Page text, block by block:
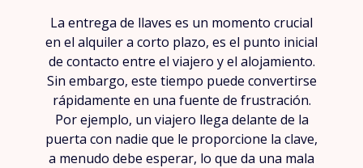
La entrega de llaves es un momento crucial
en el alquiler a corto plazo, es el punto inicial
de contacto entre el viajero y el alojamiento.
Sin embargo, este tiempo puede convertirse
rápidamente en una fuente de frustración.
Por ejemplo, un viajero llega delante de la
puerta con nadie que le proporcione la clave,
a menudo debe esperar, lo que da una mala